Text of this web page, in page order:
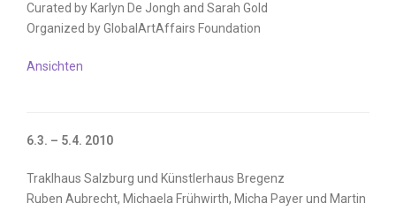
Curated by Karlyn De Jongh and Sarah Gold
Organized by GlobalArtAffairs Foundation
Ansichten
6.3. – 5.4. 2010
Traklhaus Salzburg und Künstlerhaus Bregenz
Ruben Aubrecht, Michaela Frühwirth, Micha Payer und Martin